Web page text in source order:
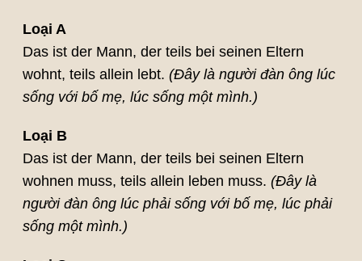
Loại A
Das ist der Mann, der teils bei seinen Eltern
wohnt, teils allein lebt. (Đây là người đàn ông lúc
sống với bố mẹ, lúc sống một mình.)
Loại B
Das ist der Mann, der teils bei seinen Eltern
wohnen muss, teils allein leben muss. (Đây là
người đàn ông lúc phải sống với bố mẹ, lúc phải
sống một mình.)